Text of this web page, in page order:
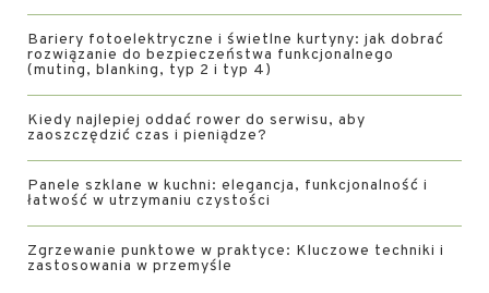
Bariery fotoelektryczne i świetlne kurtyny: jak dobrać
rozwiązanie do bezpieczeństwa funkcjonalnego
(muting, blanking, typ 2 i typ 4)
Kiedy najlepiej oddać rower do serwisu, aby
zaoszczędzić czas i pieniądze?
Panele szklane w kuchni: elegancja, funkcjonalność i
łatwość w utrzymaniu czystości
Zgrzewanie punktowe w praktyce: Kluczowe techniki i
zastosowania w przemyśle